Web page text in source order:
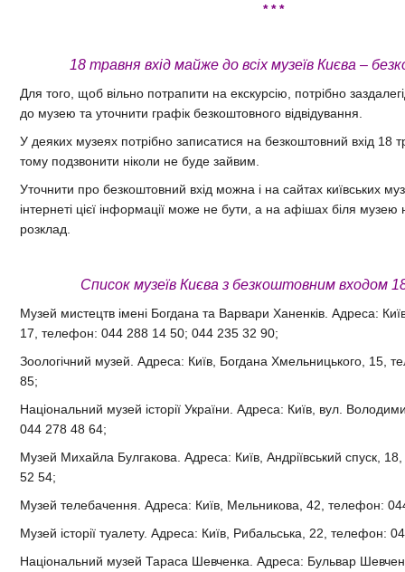
* * *
18 травня вхід майже до всіх музеїв Києва –
Для того, щоб вільно потрапити на екскурсію, потрібно
до музею та уточнити графік безкоштовного відвідування.
У деяких музеях потрібно записатися на безкоштовний вхід 18
тому подзвонити ніколи не буде зайвим.
Уточнити про безкоштовний вхід можна і на сайтах київських
інтернеті цієї інформації може не бути, а на афішах біля музею
розклад.
Список музеїв Києва з безкоштовним входом
Музей мистецтв імені Богдана та Варвари Ханенків. Адреса:
17, телефон: 044 288 14 50; 044 235 32 90;
Зоологічний музей. Адреса: Київ, Богдана Хмельницького, 15,
85;
Національний музей історії України. Адреса: Київ, вул.
044 278 48 64;
Музей Михайла Булгакова. Адреса: Київ, Андріївський спуск,
52 54;
Музей телебачення. Адреса: Київ, Мельникова, 42, телефон:
Музей історії туалету. Адреса: Київ, Рибальська, 22, телефон:
Національний музей Тараса Шевченка. Адреса: Бульвар